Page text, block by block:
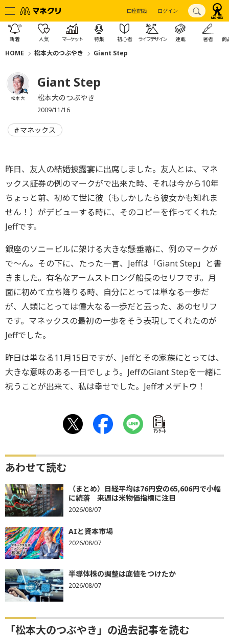
口座開設 ログイン
新着 人気 マーケット 特集 初心者 ライフデザイン 連載 著者 商
HOME 松本大のつぶやき Giant Step
松本 大
Giant Step
松本大のつぶやき
2009/11/16
マネックス
昨日、友人の結婚披露宴に出席しました。友人とは、マネ
ックス証券の例のマークがで出来た時、それは今から10年
ちょっと前、初めて世に彼（もしかしたら彼女かも知れま
せん！）がデビューする時に、そのコピーを作ってくれた
Jeffです。
銀座のソニービルに架ける大きな懸垂幕に、例のマークが
で～ん。その下に、たった一言、Jeffは「Giant Step」と書
きました。有名なアームストロング船長のセリフです。月
面に初めて立ち降りる時、自分にとっては単なる一歩だ
が、人類にとっては偉大なる一歩だと云った、あのセリフ
です。マネックスの最初の一歩をそう表現してくれたのが
Jeffでした。
昨日は単なる11月15日ですが、Jeffとその家族にとっては、
大きな意味のある一日でしょう。JeffのGiant Stepを一緒に
祝うことが出来て、私は幸せでした。Jeffオメデトウ！
ｱﾝｹｰﾄ
あわせて読む
（まとめ）日経平均は76円安の65,606円で小幅
に続落 来週は米物価指標に注目
2026/08/07
AIと資本市場
2026/08/07
半導体株の調整は底値をつけたか
2026/08/07
「松本大のつぶやき」の過去記事を読む